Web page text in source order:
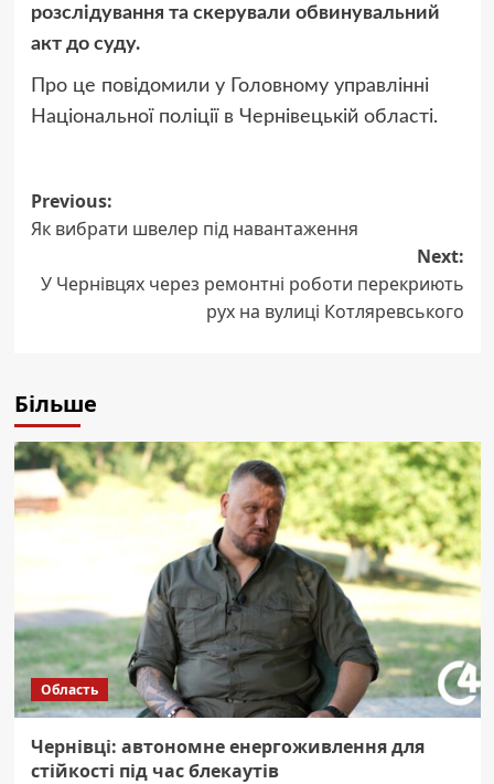
розслідування та скерували обвинувальний
акт до суду.
Про це повідомили у Головному управлінні
Національної поліції в Чернівецькій області.
Post
navigation
Previous:
Як вибрати швелер під навантаження
Next:
У Чернівцях через ремонтні роботи перекриють
рух на вулиці Котляревського
Більше
Область
Чернівці: автономне енергоживлення для
стійкості під час блекаутів